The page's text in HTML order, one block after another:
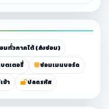
มทั่วภาคใต้ (ส่งซ่อม)
ตเตอรี่
ซ่อมเมนบอร์ด
ข้า ปลดรหัส